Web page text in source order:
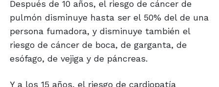
Después de 10 años, el riesgo de cáncer de
pulmón disminuye hasta ser el 50% del de una
persona fumadora, y disminuye también el
riesgo de cáncer de boca, de garganta, de
esófago, de vejiga y de páncreas.
Y a los 15 años, el riesgo de cardiopatía